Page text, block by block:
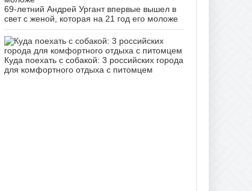
69-летний Андрей Ургант впервые вышел в
свет с женой, которая на 21 год его моложе
Куда поехать с собакой: 3 российских города
для комфортного отдыха с питомцем